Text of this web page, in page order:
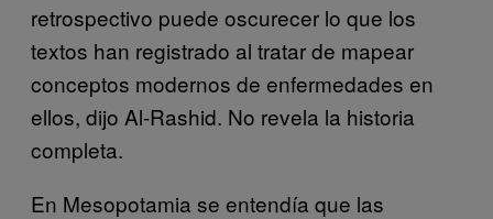
retrospectivo puede oscurecer lo que los
textos han registrado al tratar de mapear
conceptos modernos de enfermedades en
ellos, dijo Al-Rashid. No revela la historia
completa.
En Mesopotamia se entendía que las